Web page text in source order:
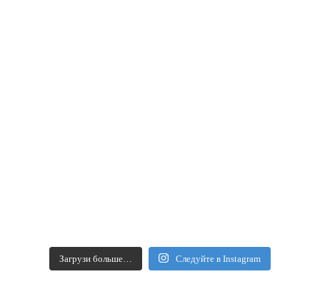
Загрузи больше… Следуйте в Instagram